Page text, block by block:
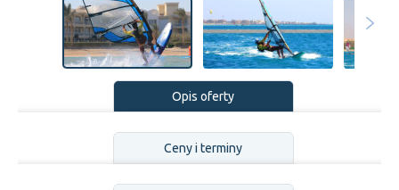
Opis oferty
Ceny i terminy